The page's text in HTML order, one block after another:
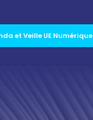
et Veille UE Numérique